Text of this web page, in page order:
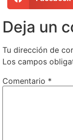
Deja un
Tu dirección de
Los campos
Comentario *